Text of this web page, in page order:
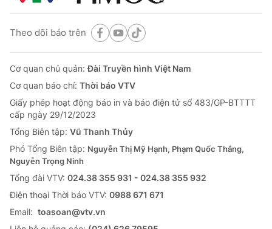
Theo dõi báo trên
Cơ quan chủ quản:Đài Truyền hình Việt Nam
Cơ quan báo chí: Thời báo VTV
Giấy phép hoạt động báo in và báo điện tử số 483/GP-BTTTT
cấp ngày 29/12/2023
Tổng Biên tập: Vũ Thanh Thủy
Phó Tổng Biên tập: Nguyễn Thị Mỹ Hạnh, Phạm Quốc Thắng,
Nguyễn Trọng Ninh
Tổng đài VTV: 024.38 355 931 - 024.38 355 932
Ðiện thoại Thời báo VTV: 0988 671 671
Email: toasoan@vtv.vn